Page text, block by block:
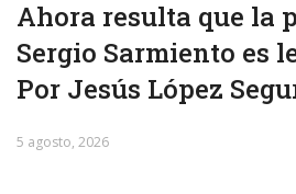
Ahora resulta que la
Sergio Sarmiento es
Por Jesús López
5 agosto, 2026